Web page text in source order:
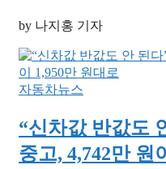
by 나지홍 기자
자동차뉴스
“신차값 반값도
중고, 4,742만 원